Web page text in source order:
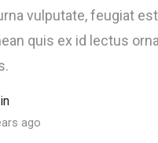
vulputate, feugiat
quis ex id lectus
ago